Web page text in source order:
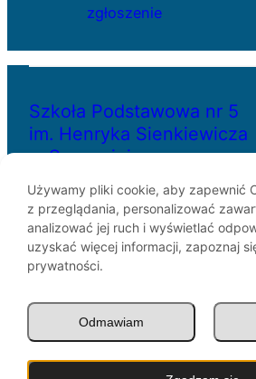
zgłoszenie
Szkoła Podstawowa nr 5
im. Henryka Sienkiewicza
w Szczecinie
ul. Bł. Królowej Jadwigi 29
70-262 Szczecin
telefon: 91-433-30-07
e-mail: sp5@miasto.szczecin.pl
Używamy pliki cookie, aby zapewnić
z przeglądania, personalizować
analizować jej ruch i wyświetlać
uzyskać więcej informacji, zapoznaj
prywatności.
Odmawiam